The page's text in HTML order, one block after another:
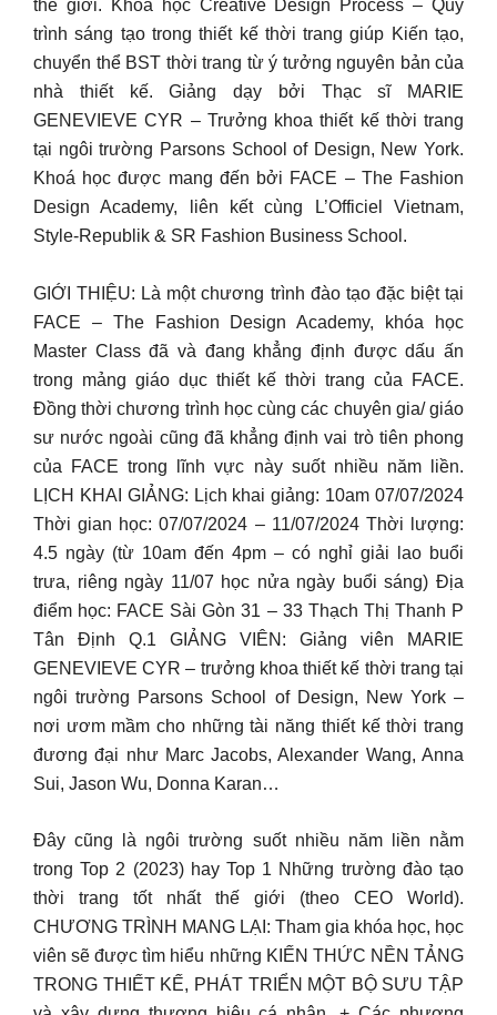
thế giới. Khóa học Creative Design Process – Quy
trình sáng tạo trong thiết kế thời trang giúp Kiến tạo,
chuyển thể BST thời trang từ ý tưởng nguyên bản của
nhà thiết kế. Giảng dạy bởi Thạc sĩ MARIE
GENEVIEVE CYR – Trưởng khoa thiết kế thời trang
tại ngôi trường Parsons School of Design, New York.
Khoá học được mang đến bởi FACE – The Fashion
Design Academy, liên kết cùng L’Officiel Vietnam,
Style-Republik & SR Fashion Business School.
GIỚI THIỆU: Là một chương trình đào tạo đặc biệt tại
FACE – The Fashion Design Academy, khóa học
Master Class đã và đang khẳng định được dấu ấn
trong mảng giáo dục thiết kế thời trang của FACE.
Đồng thời chương trình học cùng các chuyên gia/ giáo
sư nước ngoài cũng đã khẳng định vai trò tiên phong
của FACE trong lĩnh vực này suốt nhiều năm liền.
LỊCH KHAI GIẢNG: Lịch khai giảng: 10am 07/07/2024
Thời gian học: 07/07/2024 – 11/07/2024 Thời lượng:
4.5 ngày (từ 10am đến 4pm – có nghỉ giải lao buổi
trưa, riêng ngày 11/07 học nửa ngày buổi sáng) Địa
điểm học: FACE Sài Gòn 31 – 33 Thạch Thị Thanh P
Tân Định Q.1 GIẢNG VIÊN: Giảng viên MARIE
GENEVIEVE CYR – trưởng khoa thiết kế thời trang tại
ngôi trường Parsons School of Design, New York –
nơi ươm mầm cho những tài năng thiết kế thời trang
đương đại như Marc Jacobs, Alexander Wang, Anna
Sui, Jason Wu, Donna Karan…
Đây cũng là ngôi trường suốt nhiều năm liền nằm
trong Top 2 (2023) hay Top 1 Những trường đào tạo
thời trang tốt nhất thế giới (theo CEO World).
CHƯƠNG TRÌNH MANG LẠI: Tham gia khóa học, học
viên sẽ được tìm hiểu những KIẾN THỨC NỀN TẢNG
TRONG THIẾT KẾ, PHÁT TRIỂN MỘT BỘ SƯU TẬP